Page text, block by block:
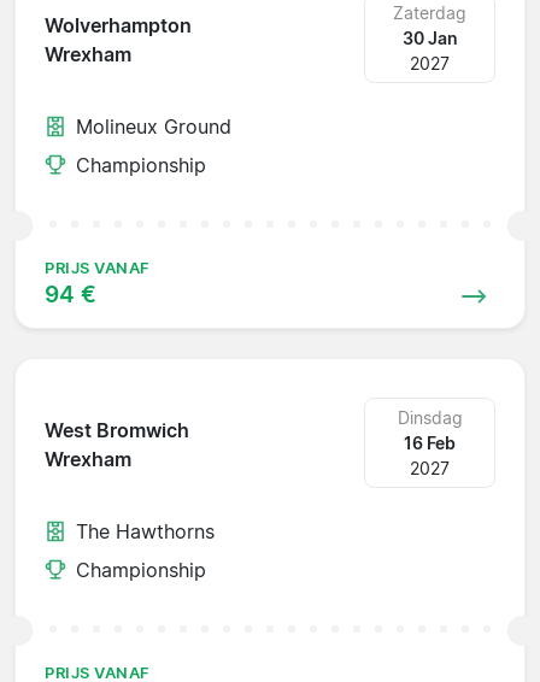
Wolverhampton
Wrexham
Zaterdag
30 Jan
2027
Molineux Ground
Championship
PRIJS VANAF
94 €
West Bromwich
Wrexham
Dinsdag
16 Feb
2027
The Hawthorns
Championship
PRIJS VANAF